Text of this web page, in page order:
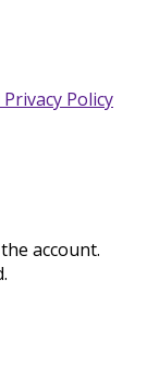
Policy
account.